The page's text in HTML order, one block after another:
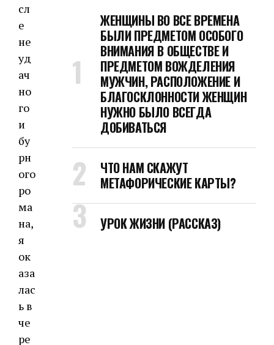
сл
е
не
уд
ач
но
го
и
бу
рн
ого
ро
ма
на,
я
ок
аза
лас
ь в
че
ре
ЖЕНЩИНЫ ВО ВСЕ ВРЕМЕНА
БЫЛИ ПРЕДМЕТОМ ОСОБОГО
ВНИМАНИЯ В ОБЩЕСТВЕ И
ПРЕДМЕТОМ ВОЖДЕЛЕНИЯ
МУЖЧИН, РАСПОЛОЖЕНИЕ И
БЛАГОСКЛОННОСТИ ЖЕНЩИН
НУЖНО БЫЛО ВСЕГДА
ДОБИВАТЬСЯ
ЧТО НАМ СКАЖУТ
МЕТАФОРИЧЕСКИЕ КАРТЫ?
УРОК ЖИЗНИ (РАССКАЗ)